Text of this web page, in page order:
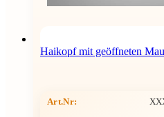
Haikopf mit geöffneten
Art.Nr: